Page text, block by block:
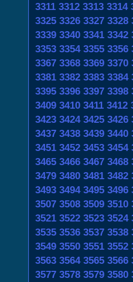
3311 3312 3313 3314
3325 3326 3327 3328
3339 3340 3341 3342
3353 3354 3355 3356
3367 3368 3369 3370
3381 3382 3383 3384
3395 3396 3397 3398
3409 3410 3411 3412
3423 3424 3425 3426
3437 3438 3439 3440
3451 3452 3453 3454
3465 3466 3467 3468
3479 3480 3481 3482
3493 3494 3495 3496
3507 3508 3509 3510
3521 3522 3523 3524
3535 3536 3537 3538
3549 3550 3551 3552
3563 3564 3565 3566
3577 3578 3579 3580